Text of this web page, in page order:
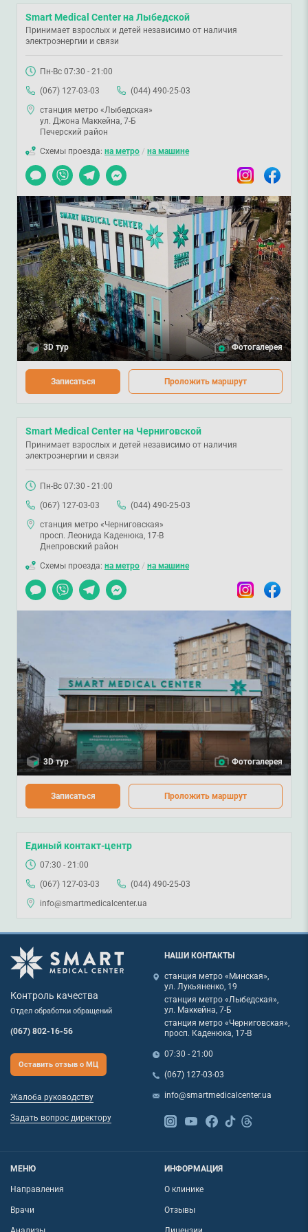
Smart Medical Center на Лыбедской
Принимает взрослых и детей независимо от наличия
электроэнергии и связи
Пн-Вс 07:30 - 21:00
(067) 127-03-03
(044) 490-25-03
станция метро «Лыбедская»
ул. Джона Маккейна, 7-Б
Печерский район
Схемы проезда: на метро / на машине
Чат
Viber TelegramMessenger InstagramFacebook
3D тур Фотогалерея
Записаться Проложить маршрут
Smart Medical Center на Черниговской
Принимает взрослых и детей независимо от наличия
электроэнергии и связи
Пн-Вс 07:30 - 21:00
(067) 127-03-03
(044) 490-25-03
станция метро «Черниговская»
просп. Леонида Каденюка, 17-В
Днепровский район
Схемы проезда: на метро / на машине
Чат
Viber TelegramMessenger InstagramFacebook
3D тур Фотогалерея
Записаться Проложить маршрут
Единый контакт-центр
07:30 - 21:00
(067) 127-03-03
(044) 490-25-03
info@smartmedicalcenter.ua
Контроль качества
Отдел обработки обращений
(067) 802-16-56
Оставить отзыв о МЦ
Жалоба руководству
Задать вопрос директору
НАШИ КОНТАКТЫ
станция метро «Минская»,
ул. Лукьяненко, 19
станция метро «Лыбедская»,
ул. Маккейна, 7-Б
станция метро «Черниговская»,
просп. Каденюка, 17-В
07:30 - 21:00
(067) 127-03-03
info@smartmedicalcenter.ua
МЕНЮ
Направления
Врачи
ИНФОРМАЦИЯ
О клинике
Отзывы